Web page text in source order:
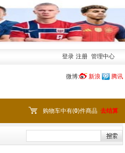
登录 注册 管理中心
微博: 新浪 腾讯
购物车中有(0)件商品 去结算